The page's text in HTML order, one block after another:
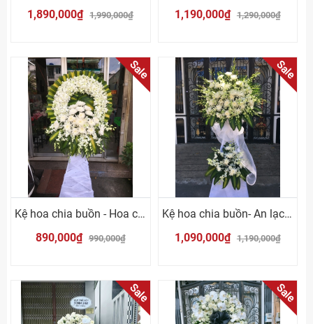
1,890,000₫ 1,990,000₫
1,190,000₫ 1,290,000₫
Sale
Kệ hoa chia buồn - Hoa cúc trắng
890,000₫ 990,000₫
Sale
Kệ hoa chia buồn- An lạc Vĩnh Hằng
1,090,000₫ 1,190,000₫
Sale Sale